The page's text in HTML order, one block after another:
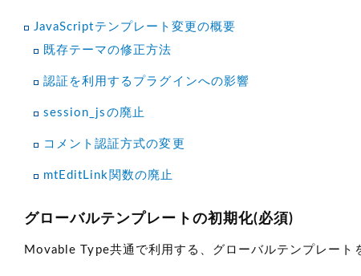
JavaScriptテンプレート変更の概要
既存テーマの修正方法
認証を利用するプラグインへの影響
session_jsの廃止
コメント認証方式の変更
mtEditLink関数の廃止
グローバルテンプレートの初期化(必須)
Movable Type共通で利用する、グローバルテンプレート